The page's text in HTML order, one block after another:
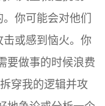
你可能会对他们
或感到恼火。你
要做事的时候浪费
穿我的逻辑并攻